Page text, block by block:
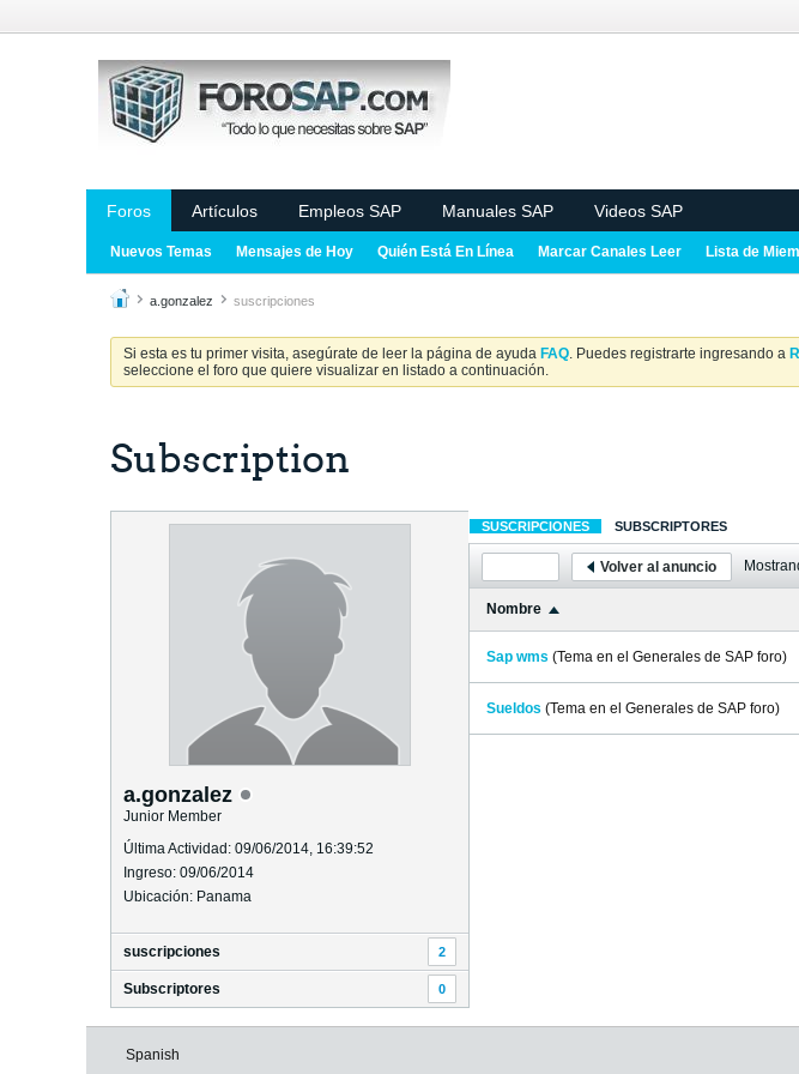
Foros Artículos Empleos SAP Manuales SAP Videos SAP
Nuevos Temas Mensajes de Hoy Quién Está En Línea Marcar Canales Leer Lista de
a.gonzalez suscripciones
Si esta es tu primer visita, asegúrate de leer la página de ayuda FAQ. Puedes registrarte ingresando a
seleccione el foro que quiere visualizar en listado a continuación.
Subscription
a.gonzalez
Junior Member
Última Actividad: 09/06/2014, 16:39:52
Ingreso: 09/06/2014
Ubicación: Panama
suscripciones 2
Subscriptores 0
SUSCRIPCIONES SUBSCRIPTORES
Volver al anuncio
Nombre
Sap wms (Tema en el Generales de SAP foro)
Sueldos (Tema en el Generales de SAP foro)
Spanish